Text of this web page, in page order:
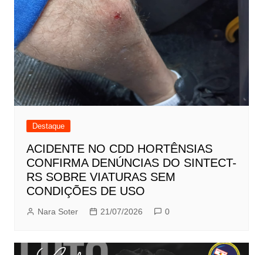
Destaque
ACIDENTE NO CDD HORTÊNSIAS
CONFIRMA DENÚNCIAS DO SINTECT-
RS SOBRE VIATURAS SEM
CONDIÇÕES DE USO
Nara Soter 21/07/2026 0